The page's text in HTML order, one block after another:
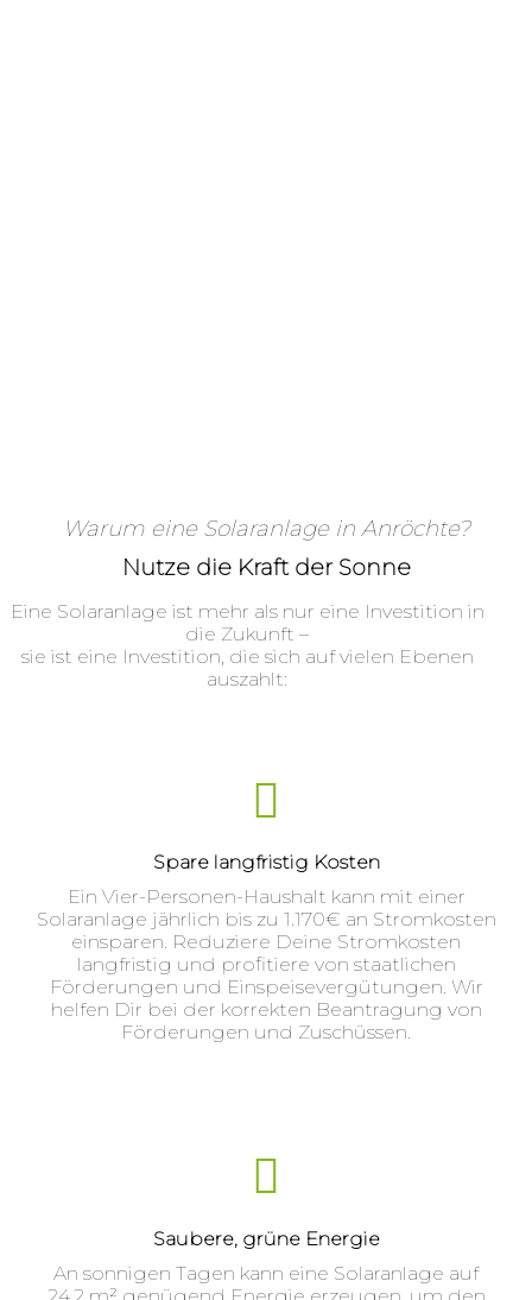
Warum eine Solaranlage in Anröchte?
Nutze die Kraft der Sonne
Eine Solaranlage ist mehr als nur eine Investition in
die Zukunft –
sie ist eine Investition, die sich auf vielen Ebenen
auszahlt:
Spare langfristig Kosten
Ein Vier-Personen-Haushalt kann mit einer
Solaranlage jährlich bis zu 1.170€ an Stromkosten
einsparen. Reduziere Deine Stromkosten
langfristig und profitiere von staatlichen
Förderungen und Einspeisevergütungen. Wir
helfen Dir bei der korrekten Beantragung von
Förderungen und Zuschüssen.
Saubere, grüne Energie
An sonnigen Tagen kann eine Solaranlage auf
24,2 m² genügend Energie erzeugen, um den